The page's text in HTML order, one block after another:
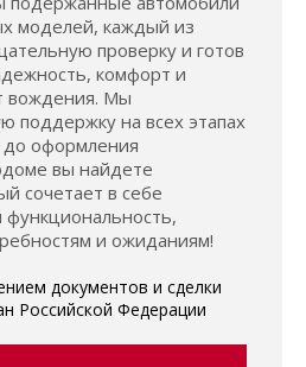
моделей, каждый из
проверку и готов
комфорт и
вождения. Мы
поддержку на всех этапах
до оформления
вы найдете
сочетает в себе
и ожиданиям!
документов и сделки
Российской Федерации